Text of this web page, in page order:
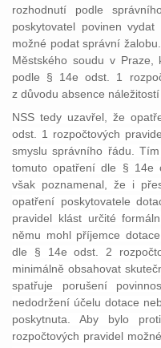
rozhodnutí podle
poskytovatel povinen
možné podat správní
Městského soudu v Praze,
podle § 14e odst. 1
z důvodu absence
NSS tedy uzavřel, že
odst. 1 rozpočtových
smyslu správního řádu.
tomuto opatření dle § 14e
však poznamenal, že i
opatření poskytovatele
pravidel klást určité
němu mohl příjemce
dle § 14e odst. 2
minimálně obsahovat
spatřuje porušení
nedodržení účelu dotace
poskytnuta. Aby bylo
rozpočtových pravidel